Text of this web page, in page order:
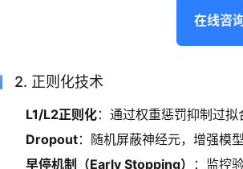
在线咨
2. 正则化技术
L1/L2正则化：通过权重惩罚抑制过拟
Dropout：随机屏蔽神经元，增强模
早停机制（Early Stopping）
：监控